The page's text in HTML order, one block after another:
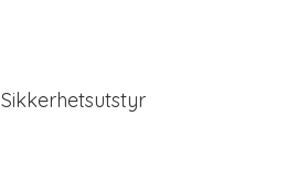
Sikkerhetsutstyr